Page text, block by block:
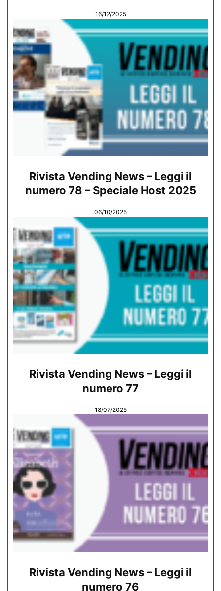
16/12/2025
Rivista Vending News – Leggi il
numero 78 – Speciale Host 2025
06/10/2025
Rivista Vending News – Leggi il
numero 77
18/07/2025
Rivista Vending News – Leggi il
numero 76